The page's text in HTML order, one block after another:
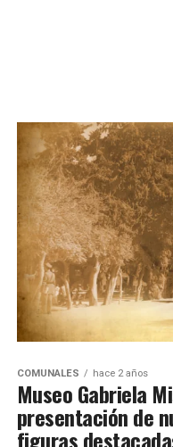
COMUNALES hace 2 años
Museo Gabriela
presentación de
figuras